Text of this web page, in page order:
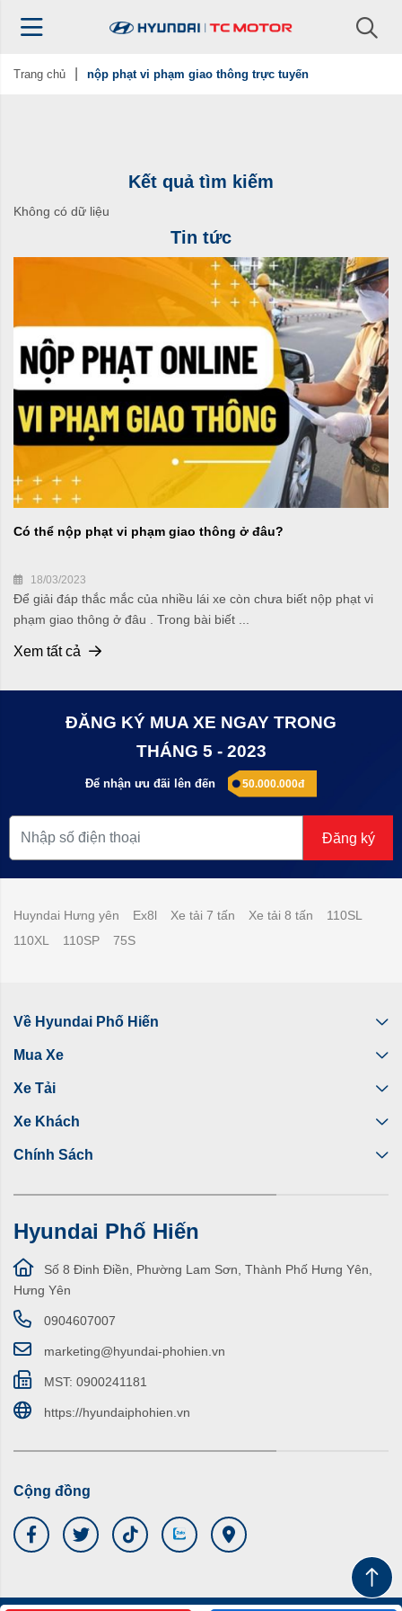
Trang chủ nộp phạt vi phạm giao thông trực tuyến
Kết quả tìm kiếm
Không có dữ liệu
Tin tức
Có thể nộp phạt vi phạm giao thông ở đâu?
18/03/2023
Để giải đáp thắc mắc của nhiều lái xe còn chưa biết nộp phạt vi
phạm giao thông ở đâu . Trong bài biết ...
Xem tất cả
ĐĂNG KÝ MUA XE NGAY TRONG
THÁNG 5 - 2023
Để nhận ưu đãi lên đến 50.000.000đ
Đăng ký
Huyndai Hưng yên Ex8l Xe tải 7 tấn Xe tải 8 tấn
110SL
110XL
110SP 75S
Về Hyundai Phố Hiến
Mua Xe
Xe Tải
Xe Khách
Chính Sách
Hyundai Phố Hiến
Số 8 Đinh Điền, Phường Lam Sơn, Thành Phố Hưng Yên,
Hưng Yên
0904607007
marketing@hyundai-phohien.vn
MST: 0900241181
https://hyundaiphohien.vn
Cộng đồng